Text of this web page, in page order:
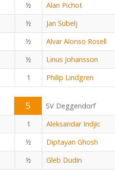
½ Alan Pichot
½ Jan Subelj
½ Alvar Alonso Rosell
½ Linus Johansson
1 Philip Lindgren
5
SV Deggendorf
1 Aleksandar Indjic
½ Diptayan Ghosh
½ Gleb Dudin